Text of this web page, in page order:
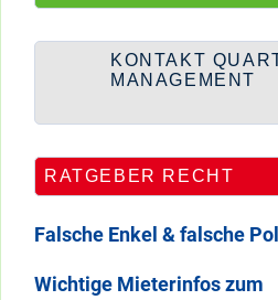
KONTAKT
MANAGEMENT
RATGEBER RECHT
Falsche Enkel & falsche
Wichtige Mieterinfos zum